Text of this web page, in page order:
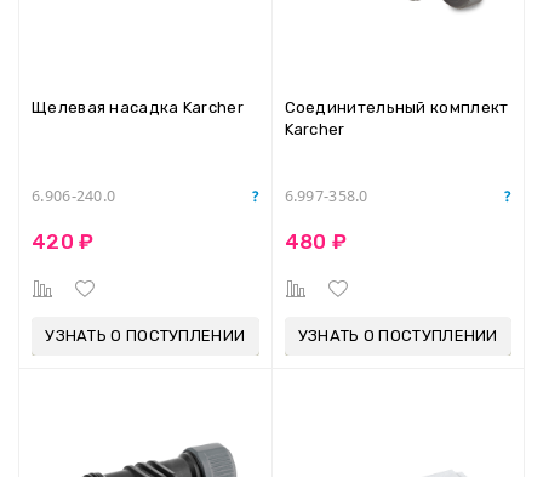
Щелевая насадка Karcher
6.906-240.0
420 ₽
УЗНАТЬ О ПОСТУПЛЕНИИ
Соединительный комплект
Karcher
6.997-358.0
480 ₽
УЗНАТЬ О ПОСТУПЛЕНИИ